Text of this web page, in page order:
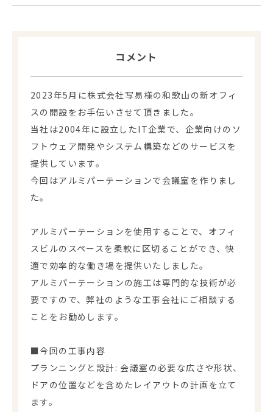
コメント
2023年5月に株式会社写易様の和歌山の新オフィ
スの開設をお手伝いさせて頂きました。
当社は2004年に設立したIT企業で、企業向けのソ
フトウェア開発やシステム構築などのサービスを
提供しています。
今回はアルミパーテーションで会議室を作りまし
た。
アルミパーテーションを使用することで、オフィ
スビルのスペースを柔軟に区切ることができ、快
適で効率的な働き場を提供いたしました。
アルミパーテーションの施工は専門的な技術が必
要ですので、弊社のような工事会社にご相談する
ことをお勧めします。
■今回の工事内容
プランニングと設計: 会議室の必要な広さや形状、
ドアの位置などを含めたレイアウトの計画を立て
ます。